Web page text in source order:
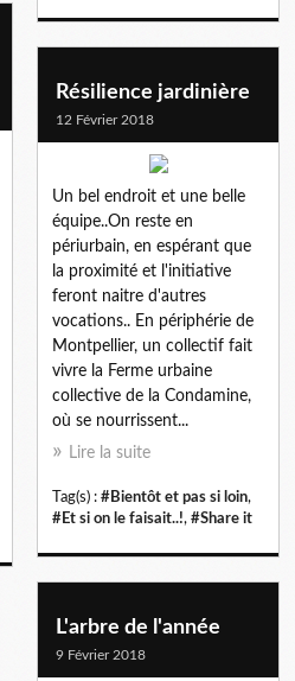
Résilience jardinière
12 Février 2018
Un bel endroit et une belle
équipe..On reste en
périurbain, en espérant que
la proximité et l'initiative
feront naitre d'autres
vocations.. En périphérie de
Montpellier, un collectif fait
vivre la Ferme urbaine
collective de la Condamine,
où se nourrissent...
Lire la suite
Tag(s) : #Bientôt et pas si loin,
#Et si on le faisait..!, #Share it
L'arbre de l'année
9 Février 2018